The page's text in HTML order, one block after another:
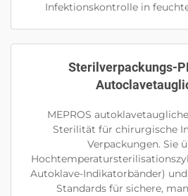
Infektionskontrolle in
Sterilverpackungs-
MEPROS
Sterilität für chirurgische
Verpackungen. Sie
Autoklave-Indikatorbänder) und
Standards für sichere,